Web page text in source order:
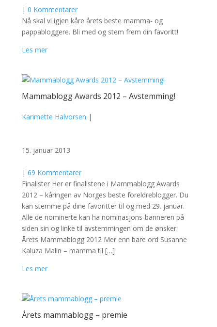
| 0 Kommentarer
Nå skal vi igjen kåre årets beste mamma- og
pappabloggere. Bli med og stem frem din favoritt!
Les mer
Mammablogg Awards 2012 – Avstemming!
Karimette Halvorsen |
15. januar 2013
| 69 Kommentarer
Finalister Her er finalistene i Mammablogg Awards
2012 – kåringen av Norges beste foreldreblogger. Du
kan stemme på dine favoritter til og med 29. januar.
Alle de nominerte kan ha nominasjons-banneren på
siden sin og linke til avstemmingen om de ønsker.
Årets Mammablogg 2012 Mer enn bare ord Susanne
Kaluza Malin – mamma til […]
Les mer
Årets mammablogg – premie